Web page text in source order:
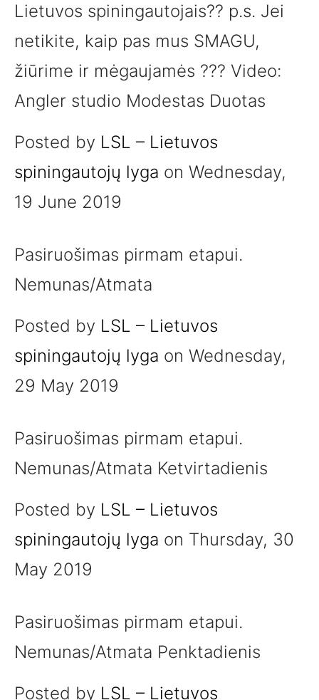
Lietuvos spiningautojais?? p.s. Jei
netikite, kaip pas mus SMAGU,
žiūrime ir mėgaujamės ??? Video:
Angler studio Modestas Duotas
Posted by LSL – Lietuvos
spiningautojų lyga on Wednesday,
19 June 2019
Pasiruošimas pirmam etapui.
Nemunas/Atmata
Posted by LSL – Lietuvos
spiningautojų lyga on Wednesday,
29 May 2019
Pasiruošimas pirmam etapui.
Nemunas/Atmata Ketvirtadienis
Posted by LSL – Lietuvos
spiningautojų lyga on Thursday, 30
May 2019
Pasiruošimas pirmam etapui.
Nemunas/Atmata Penktadienis
Posted by LSL – Lietuvos